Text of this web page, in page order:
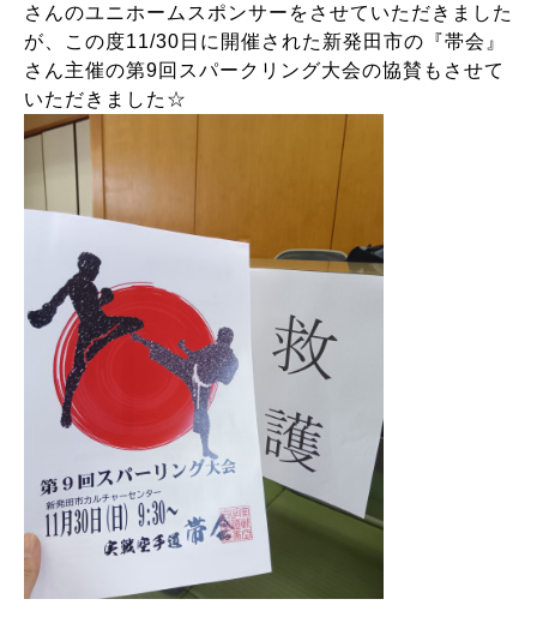
さんのユニホームスポンサーをさせていただきました
が、この度11/30日に開催された新発田市の『帯会』
さん主催の第9回スパークリング大会の協賛もさせて
いただきました☆